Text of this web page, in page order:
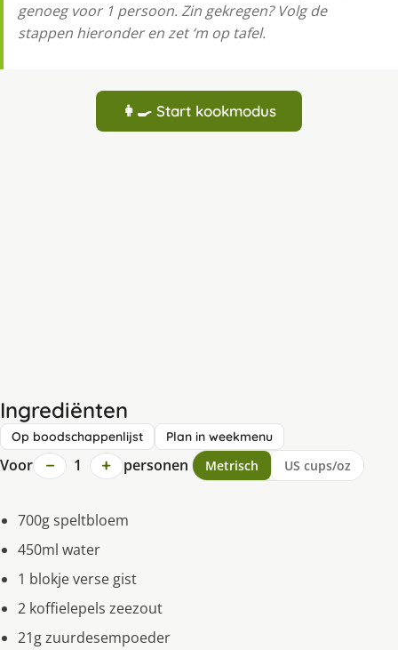
genoeg voor 1 persoon. Zin gekregen? Volg de
stappen hieronder en zet ‘m op tafel.
👩‍🍳 Start kookmodus
Ingrediënten
Op boodschappenlijst Plan in weekmenu
Voor − 1 + personen Metrisch US cups/oz
700g speltbloem
450ml water
1 blokje verse gist
2 koffielepels zeezout
21g zuurdesempoeder